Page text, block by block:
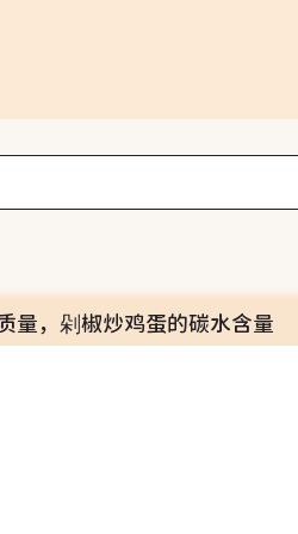
量，剁椒炒鸡蛋的碳水含量